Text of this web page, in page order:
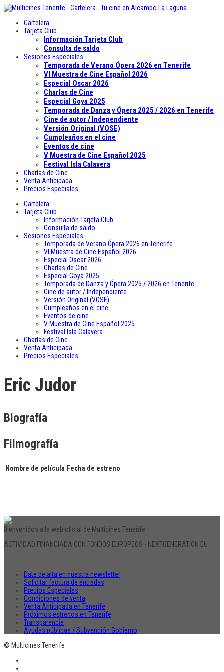
Cartelera
Tarjeta Club
Información Tarjeta Club
Consulta de saldo
Sesiones Especiales
Temporada de Verano Ópera 2026 en Tenerife
VI Muestra de Cine Español 2026
Especial Oscar 2026
Charlas de Cine
Especial Goya 2025
Temporada de Danza y Ópera 2025 / 2026 en Tenerife
Cine de autor / Independiente
Versión Original (VOSE)
Cumpleaños en el cine
Eventos de cine
V Muestra de Cine Español 2025
Festival Isla Calavera
Charlas de Cine
Venta Anticipada
Precios Especiales
Cartelera
Tarjeta Club
Información Tarjeta Club
Consulta de saldo
Sesiones Especiales
Temporada de Verano Ópera 2026 en Tenerife
VI Muestra de Cine Español 2026
Especial Oscar 2026
Charlas de Cine
Especial Goya 2025
Temporada de Danza y Ópera 2025 / 2026 en Tenerife
Cine de autor / Independiente
Versión Original (VOSE)
Cumpleaños en el cine
Eventos de cine
V Muestra de Cine Español 2025
Festival Isla Calavera
Charlas de Cine
Venta Anticipada
Precios Especiales
Eric Judor
Biografía
Filmografía
Nombre de película Fecha de estreno
Bienvenidos a la web oficial de Multicines Tenerife
ACTIVIDAD FINANCIADA CON FONDOS EUROPEOS - NEXTGENERATION EU
Date de alta en nuestra newsletter
Solicitar factura de entradas
Precios Especiales
Condiciones de venta
Venta Anticipada en Tenerife
Próximos estrenos en Tenerife
Transparencia
Ayudas públicas / Subvención Gobierno
© Multicines Tenerife